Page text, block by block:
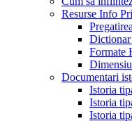
Resurse Info
Formate
Documentari
Istoria
Istoria
Istoria